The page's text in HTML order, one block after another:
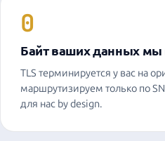
0
Байт ваших данных
TLS терминируется у вас на
маршрутизируем только по
для нас by design.